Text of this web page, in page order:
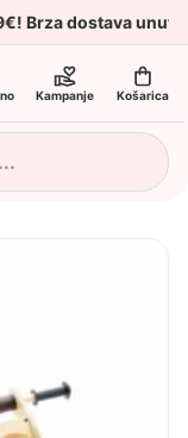
Brza dostava
Kampanje Košarica